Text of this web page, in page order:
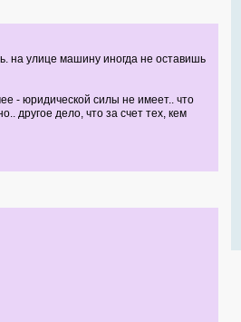
на улице машину иногда не оставишь
- юридической силы не имеет.. что
другое дело, что за счет тех, кем